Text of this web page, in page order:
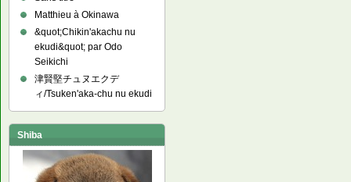
Matthieu à Okinawa
&quot;Chikin'akachu nu
ekudi&quot; par Odo
Seikichi
津賢堅チュヌエクデ
ィ/Tsuken'aka-chu nu ekudi
Shiba